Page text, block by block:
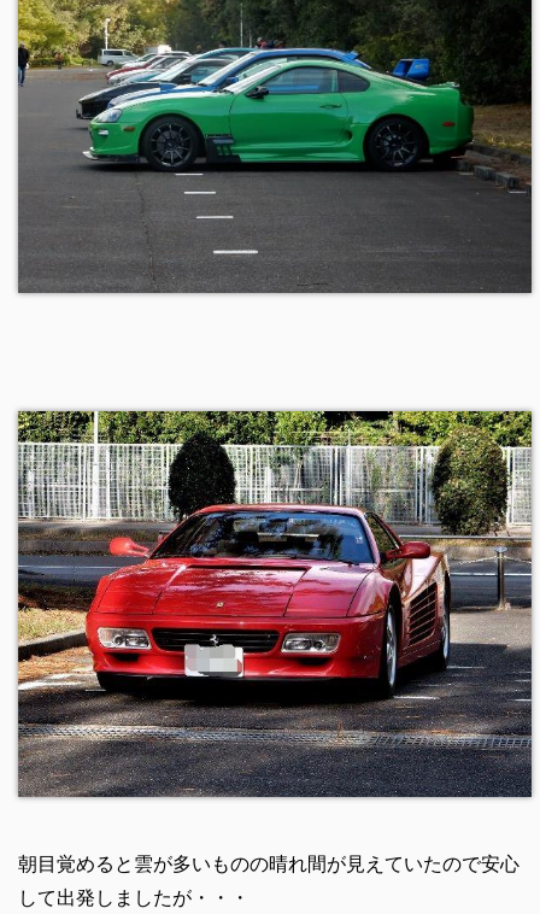
朝目覚めると雲が多いものの晴れ間が見えていたので安心
して出発しましたが・・・